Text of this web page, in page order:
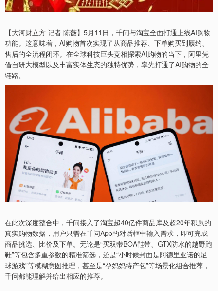
【大河财立方 记者 陈薇】5月11日，千问与淘宝全面打通上线AI购物
功能。这意味着，AI购物首次实现了从商品推荐、下单购买到履约、
售后的全流程闭环。在全球科技巨头竞相探索AI购物的当下，阿里凭
借自研大模型以及丰富实体生态的独特优势，率先打通了AI购物的全
链路。
在此次深度整合中，千问接入了淘宝超40亿件商品库及超20年积累的
真实购物数据，用户只需在千问App的对话框中输入需求，即可完成
商品挑选、比价及下单。无论是“买双带BOA鞋带、GTX防水的越野跑
鞋”等包含多重参数的精准筛选，还是“小时候封面是阿德里亚诺的足
球游戏”等模糊意图推理，甚至是“孕妈妈待产包”等场景化组合推荐，
千问都能理解并给出相应的推荐。